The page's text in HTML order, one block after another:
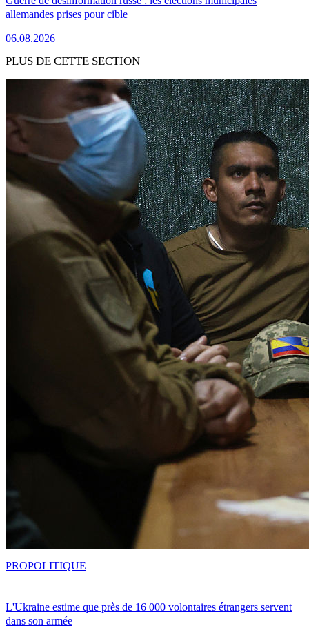
allemandes prises pour cible
06.08.2026
PLUS DE CETTE SECTION
L'Ukraine estime que près de 16 000 volontaires étrangers servent
dans son armée
PROPOLITIQUE